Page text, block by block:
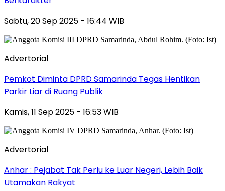
Sabtu, 20 Sep 2025 - 16:44 WIB
Advertorial
Pemkot Diminta DPRD Samarinda Tegas Hentikan
Parkir Liar di Ruang Publik
Kamis, 11 Sep 2025 - 16:53 WIB
Advertorial
Anhar : Pejabat Tak Perlu ke Luar Negeri, Lebih Baik
Utamakan Rakyat